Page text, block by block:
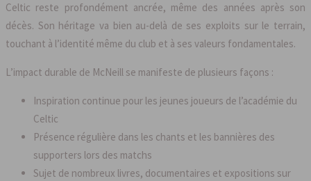
Celtic reste profondément ancrée, même des années après son
décès. Son héritage va bien au-delà de ses exploits sur le terrain,
touchant à l’identité même du club et à ses valeurs fondamentales.
L’impact durable de McNeill se manifeste de plusieurs façons :
Inspiration continue pour les jeunes joueurs de l’académie du
Celtic
Présence régulière dans les chants et les bannières des
supporters lors des matchs
Sujet de nombreux livres, documentaires et expositions sur